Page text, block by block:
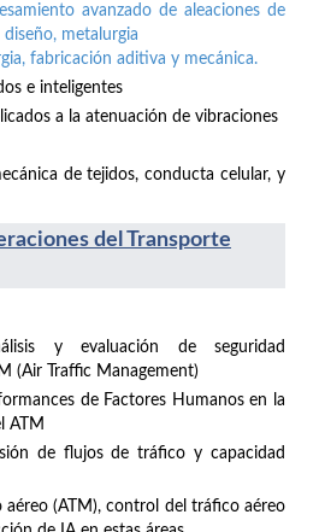
avanzado de aleaciones de
metalurgia
fabricación aditiva y mecánica.
e inteligentes
a la atenuación de vibraciones
de tejidos, conducta celular, y
del Transporte
y evaluación de seguridad
(Air Traffic Management)
de Factores Humanos en la
ATM
de flujos de tráfico y capacidad
(ATM), control del tráfico aéreo